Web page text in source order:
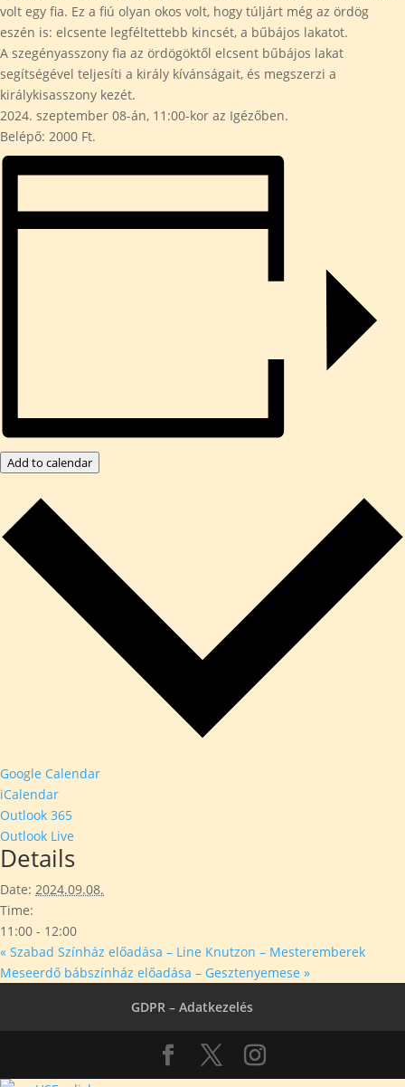
volt egy fia. Ez a fiú olyan okos volt, hogy túljárt még az ördög
eszén is: elcsente legféltettebb kincsét, a bűbájos lakatot.
A szegényasszony fia az ördögöktől elcsent bűbájos lakat
segítségével teljesíti a király kívánságait, és megszerzi a
királykisasszony kezét.
2024. szeptember 08-án, 11:00-kor az Igézőben.
Belépő: 2000 Ft.
Add to calendar
Google Calendar
iCalendar
Outlook 365
Outlook Live
Details
Date: 2024.09.08.
Time:
11:00 - 12:00
« Szabad Színház előadása – Line Knutzon – Mesteremberek
Meseerdő bábszínház előadása – Gesztenyemese »
GDPR – Adatkezelés